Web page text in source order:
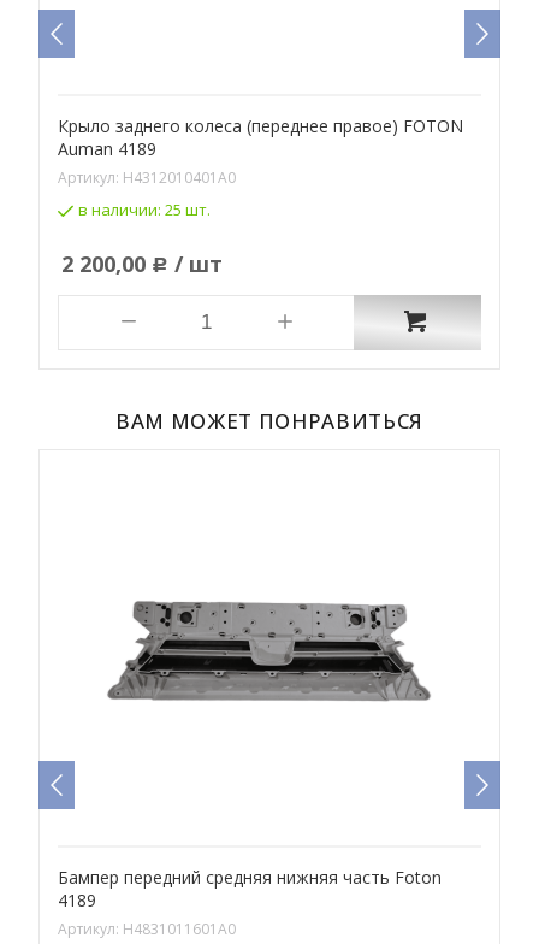
Крыло заднего колеса (переднее правое) FOTON
Auman 4189
Артикул: H4312010401A0
в наличии: 25 шт.
2 200,00 Р / шт
ВАМ МОЖЕТ ПОНРАВИТЬСЯ
Бампер передний средняя нижняя часть Foton
4189
Артикул: H4831011601A0